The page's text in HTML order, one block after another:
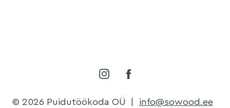
© 2026 Puidutöökoda OÜ
info@sowood.ee